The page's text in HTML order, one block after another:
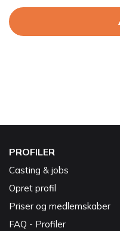
PROFILER
Casting & jobs
Opret profil
Priser og medlemskaber
FAQ - Profiler